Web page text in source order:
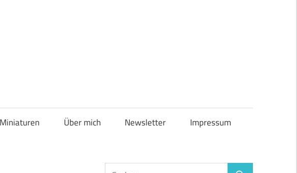
Über mich Newsletter Impressum
Suchen